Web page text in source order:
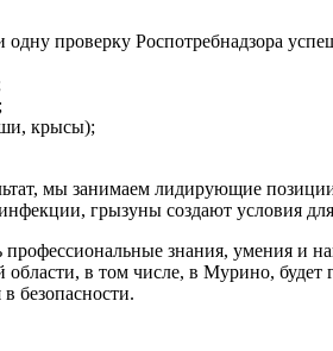
проверку Роспотребнадзора
крысы);
мы занимаем лидирующие
грызуны создают условия
знания, умения и
в том числе, в Мурино,
безопасности.